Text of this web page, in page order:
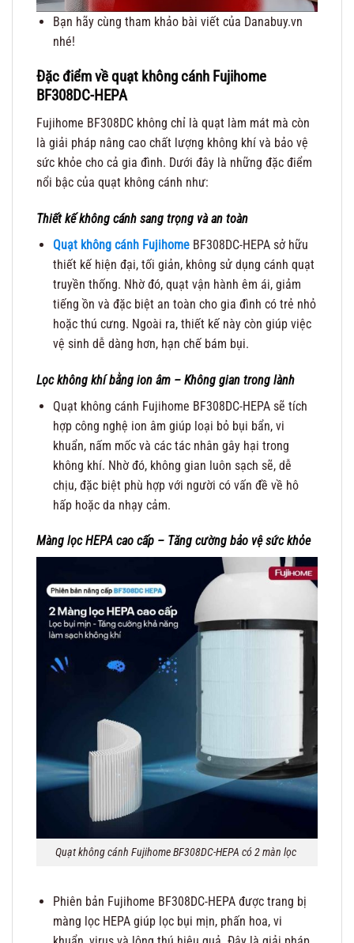
Bạn hãy cùng tham khảo bài viết của Danabuy.vn
nhé!
Đặc điểm về quạt không cánh Fujihome
BF308DC-HEPA
Fujihome BF308DC không chỉ là quạt làm mát mà còn
là giải pháp nâng cao chất lượng không khí và bảo vệ
sức khỏe cho cả gia đình. Dưới đây là những đặc điểm
nổi bậc của quạt không cánh như:
Thiết kế không cánh sang trọng và an toàn
Quạt không cánh FujihomeBF308DC-HEPA sở hữu
thiết kế hiện đại, tối giản, không sử dụng cánh quạt
truyền thống. Nhờ đó, quạt vận hành êm ái, giảm
tiếng ồn và đặc biệt an toàn cho gia đình có trẻ nhỏ
hoặc thú cưng. Ngoài ra, thiết kế này còn giúp việc
vệ sinh dễ dàng hơn, hạn chế bám bụi.
Lọc không khí bằng ion âm – Không gian trong lành
Quạt không cánh Fujihome BF308DC-HEPA sẽ tích
hợp công nghệ ion âm giúp loại bỏ bụi bẩn, vi
khuẩn, nấm mốc và các tác nhân gây hại trong
không khí. Nhờ đó, không gian luôn sạch sẽ, dễ
chịu, đặc biệt phù hợp với người có vấn đề về hô
hấp hoặc da nhạy cảm.
Màng lọc HEPA cao cấp – Tăng cường bảo vệ sức khỏe
Quạt không cánh Fujihome BF308DC-HEPA có 2 màn lọc
Phiên bản Fujihome BF308DC-HEPA được trang bị
màng lọc HEPA giúp lọc bụi mịn, phấn hoa, vi